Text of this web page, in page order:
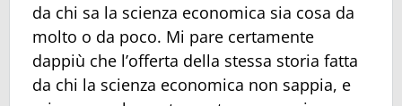
da chi sa la scienza economica sia cosa da
molto o da poco. Mi pare certamente
dappiù che l’offerta della stessa storia fatta
da chi la scienza economica non sappia, e